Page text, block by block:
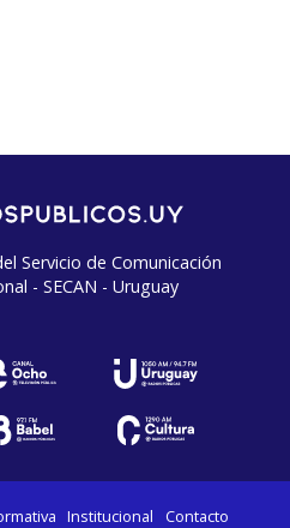
Servicio de Comunicación
- SECAN - Uruguay
Institucional Contacto